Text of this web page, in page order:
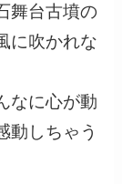
舞台古墳の
に吹かれな
なに心が動
動しちゃう